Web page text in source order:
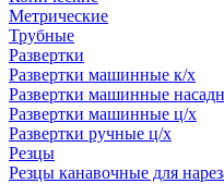
Метрические
Трубные
Развертки
Развертки машинные к/х
Развертки машинные
Развертки машинные ц/х
Развертки ручные ц/х
Резцы
Резцы канавочные для